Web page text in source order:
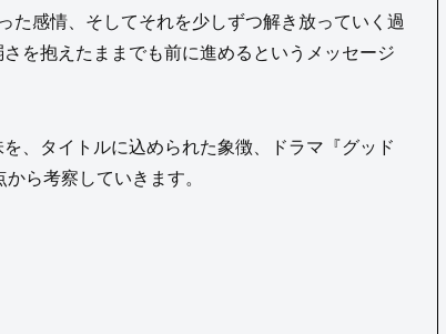
た感情、そしてそれを少しずつ解き放っていく過
を抱えたままでも前に進めるというメッセージ
、タイトルに込められた象徴、ドラマ『グッド
ら考察していきます。